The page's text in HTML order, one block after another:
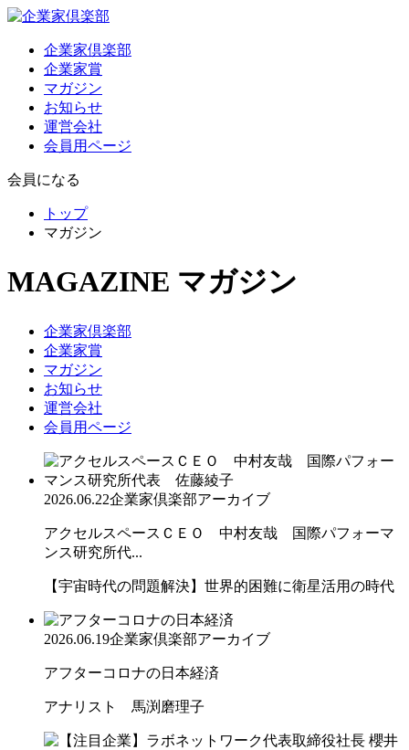
企業家倶楽部
企業家賞
マガジン
お知らせ
運営会社
会員用ページ
会員になる
トップ
マガジン
MAGAZINE マガジン
企業家倶楽部
企業家賞
マガジン
お知らせ
運営会社
会員用ページ
2026.06.22企業家倶楽部アーカイブ
アクセルスペースＣＥＯ 中村友哉 国際パフォーマ
ンス研究所代...
【宇宙時代の問題解決】世界的困難に衛星活用の時代
2026.06.19企業家倶楽部アーカイブ
アフターコロナの日本経済
アナリスト 馬渕磨理子